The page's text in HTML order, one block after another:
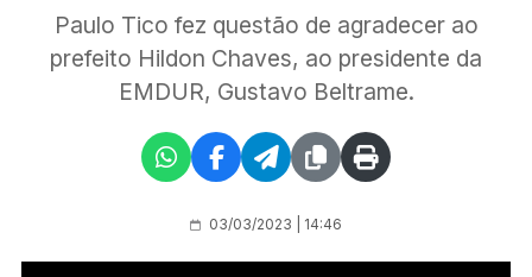
Paulo Tico fez questão de agradecer ao
prefeito Hildon Chaves, ao presidente da
EMDUR, Gustavo Beltrame.
03/03/2023 | 14:46